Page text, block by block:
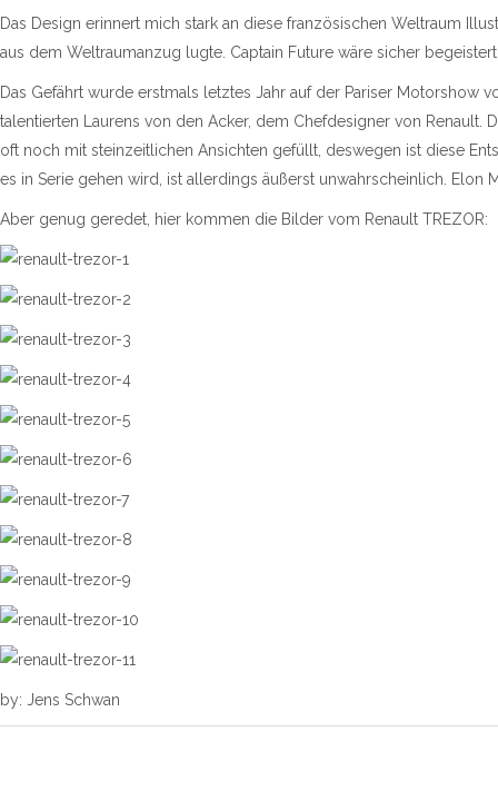
Das Design erinnert mich stark an diese französischen Weltraum
aus dem Weltraumanzug lugte. Captain Future wäre sicher
Das Gefährt wurde erstmals letztes Jahr auf der Pariser
talentierten Laurens von den Acker, dem Chefdesigner von Renault.
oft noch mit steinzeitlichen Ansichten gefüllt, deswegen ist diese
es in Serie gehen wird, ist allerdings äußerst unwahrscheinlich. Elon
Aber genug geredet, hier kommen die Bilder vom Renault TREZOR:
by: Jens Schwan